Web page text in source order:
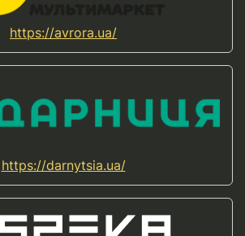
https://avrora.ua/
https://darnytsia.ua/